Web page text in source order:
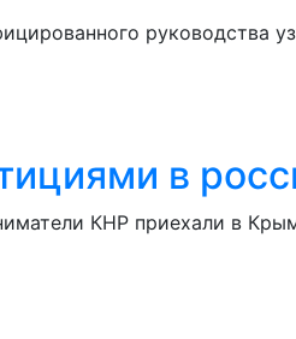
руководства
в
КНР приехали в